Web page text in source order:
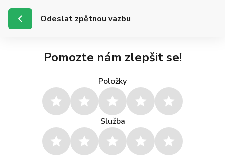
Odeslat zpětnou vazbu
Pomozte nám zlepšit se!
Položky
Služba